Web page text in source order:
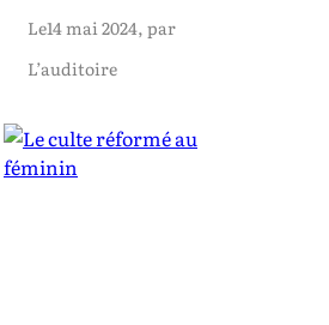
Le14 mai 2024, par
L’auditoire